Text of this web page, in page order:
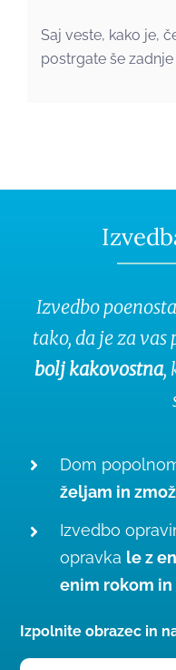
Saj veste, kako je,
postrgate še zadnje
Izvedbo
tako, da je za vas
bolj kakovostna,
Dom
željam in
Izvedbo
opravka le z
enim rokom in
Izpolnite obrazec in